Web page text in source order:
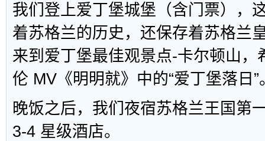
我们登上爱丁堡城堡（含门票），
着苏格兰的历史，还保存着苏格兰
来到爱丁堡最佳观景点-卡尔顿山，
伦 MV《明明就》中的“爱丁堡落日”
晚饭之后，我们夜宿苏格兰王国第
3-4 星级酒店。